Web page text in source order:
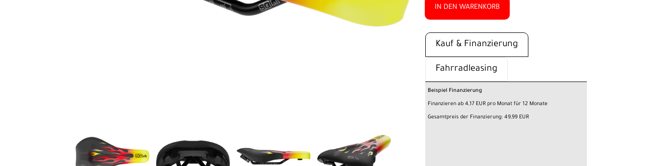
IN DEN WARENKORB
Kauf & Finanzierung
Fahrradleasing
Beispiel Finanzierung
Finanzieren ab 4,17 EUR pro Monat für 12 Monate
Gesamtpreis der Finanzierung: 49,99 EUR